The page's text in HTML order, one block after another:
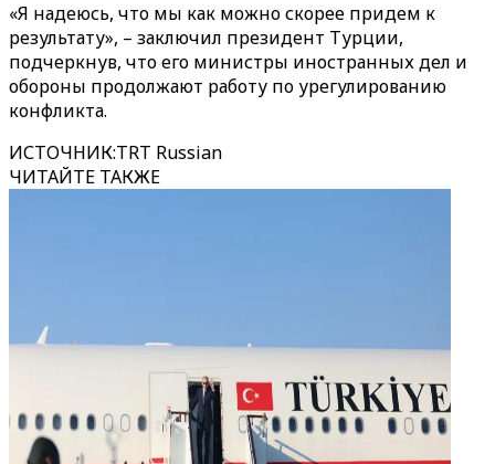
«Я надеюсь, что мы как можно скорее придем к
результату», – заключил президент Турции,
подчеркнув, что его министры иностранных дел и
обороны продолжают работу по урегулированию
конфликта.
ИСТОЧНИК:TRT Russian
ЧИТАЙТЕ ТАКЖЕ